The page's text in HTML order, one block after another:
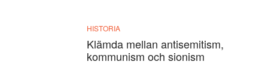
HISTORIA
Klämda mellan antisemitism,
kommunism och sionism